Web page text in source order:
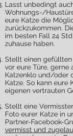
Lasst unbedingt
Wohnungs-/
eure Katze die
zurückzukommen.
im besten Fall 24
zuhause haben.
Stellt einen
vor eure Türe, gerne
Katzenklo und/oder
Katze. So kann eure
eigenen vertrauten
Stellt eine
Foto eurer Katze in
Partner-Facebook-
vermisst und